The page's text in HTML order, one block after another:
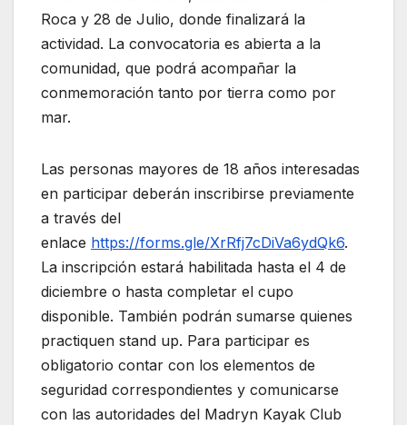
Roca y 28 de Julio, donde finalizará la
actividad. La convocatoria es abierta a la
comunidad, que podrá acompañar la
conmemoración tanto por tierra como por
mar.
Las personas mayores de 18 años interesadas
en participar deberán inscribirse previamente
a través del
enlace https://forms.gle/XrRfj7cDiVa6ydQk6.
La inscripción estará habilitada hasta el 4 de
diciembre o hasta completar el cupo
disponible. También podrán sumarse quienes
practiquen stand up. Para participar es
obligatorio contar con los elementos de
seguridad correspondientes y comunicarse
con las autoridades del Madryn Kayak Club